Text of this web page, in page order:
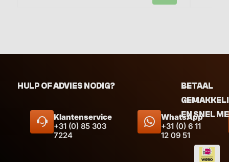
HULP OF ADVIES NODIG?
Klantenservice
+31 (0) 85 303
7224
WhatsApp
+31 (0) 6 11
12 09 51
BETAAL
EN SNEL